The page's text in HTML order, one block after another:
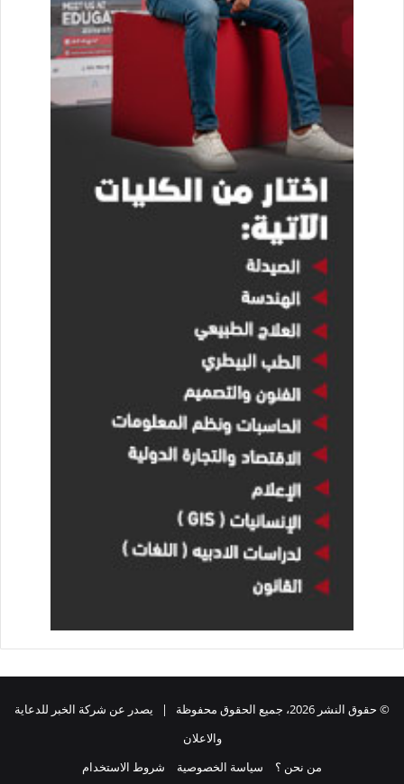
© حقوق النشر 2026، جميع الحقوق محفوظة | يصدر عن شركة الخبر للدعاية
والاعلان
من نحن ؟
سياسة الخصوصية شروط الاستخدام